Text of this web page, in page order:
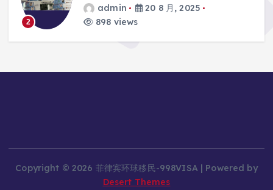
3
admin
20 8 月, 2025
813 views
Copyright © 2026 菲律宾环球移民-998VISA | Powered by
Desert Themes